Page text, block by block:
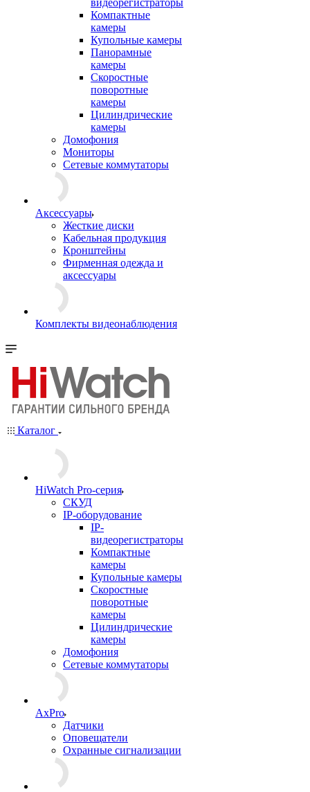
видеорегистраторы
Компактные
камеры
Купольные камеры
Панорамные
камеры
Скоростные
поворотные
камеры
Цилиндрические
камеры
Домофония
Мониторы
Сетевые коммутаторы
Аксессуары
Жесткие диски
Кабельная продукция
Кронштейны
Фирменная одежда и
аксессуары
Комплекты видеонаблюдения
Каталог
HiWatch Pro-серия
CКУД
IP-оборудование
IP-
видеорегистраторы
Компактные
камеры
Купольные камеры
Скоростные
поворотные
камеры
Цилиндрические
камеры
Домофония
Сетевые коммутаторы
AxPro
Датчики
Оповещатели
Охранные сигнализации